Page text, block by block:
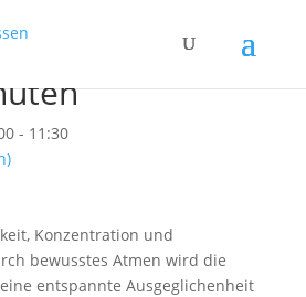
- 11:30
Konzentration und
bewusstes Atmen wird die
entspannte Ausgeglichenheit